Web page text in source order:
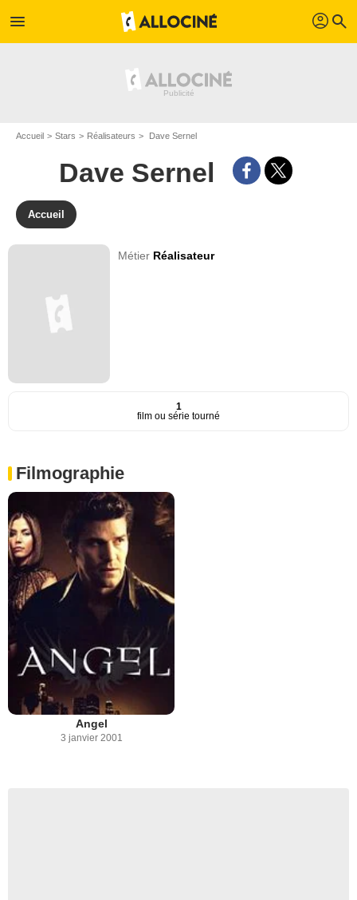
menu profil search
Accueil Stars Réalisateurs Dave Sernel
Dave Sernel
Accueil
Métier Réalisateur
1
film ou série tourné
Filmographie
Angel
3 janvier 2001